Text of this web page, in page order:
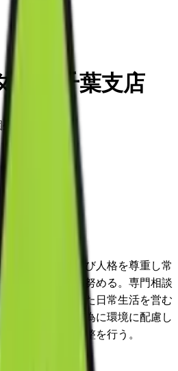
カサ千葉支店
町987-19
利用者の意思及び人格を尊重し常
ービスの提供に努める。専門相談
に応じ、自立した日常生活を営む
力の軽減を図る為に環境に配慮し
助言・取付・調整を行う。